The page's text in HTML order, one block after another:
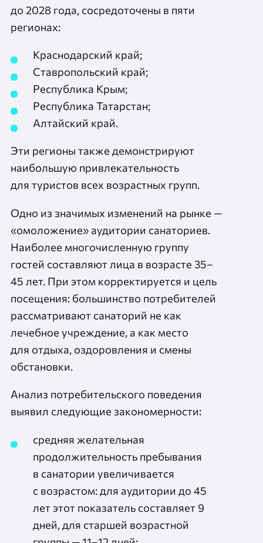
до 2028 года, сосредоточены в пяти
регионах:
Краснодарский край;
Ставропольский край;
Республика Крым;
Республика Татарстан;
Алтайский край.
Эти регионы также демонстрируют
наибольшую привлекательность
для туристов всех возрастных групп.
Одно из значимых изменений на рынке —
«омоложение» аудитории санаториев.
Наиболее многочисленную группу
гостей составляют лица в возрасте 35–
45 лет. При этом корректируется и цель
посещения: большинство потребителей
рассматривают санаторий не как
лечебное учреждение, а как место
для отдыха, оздоровления и смены
обстановки.
Анализ потребительского поведения
выявил следующие закономерности:
средняя желательная
продолжительность пребывания
в санатории увеличивается
с возрастом: для аудитории до 45
лет этот показатель составляет 9
дней, для старшей возрастной